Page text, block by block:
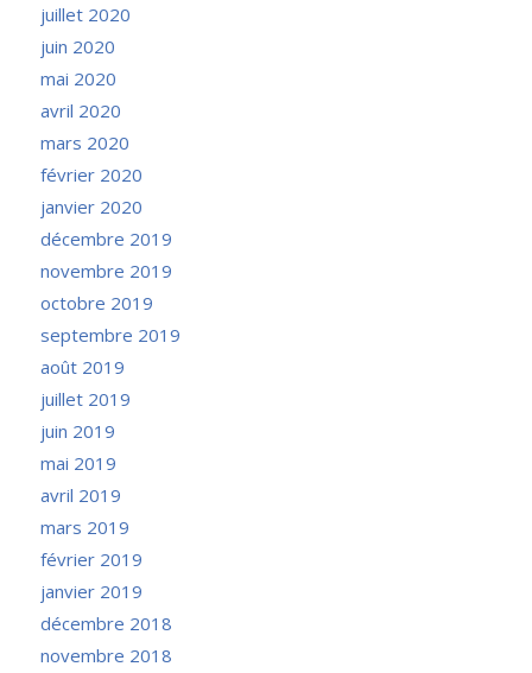
juillet 2020
juin 2020
mai 2020
avril 2020
mars 2020
février 2020
janvier 2020
décembre 2019
novembre 2019
octobre 2019
septembre 2019
août 2019
juillet 2019
juin 2019
mai 2019
avril 2019
mars 2019
février 2019
janvier 2019
décembre 2018
novembre 2018